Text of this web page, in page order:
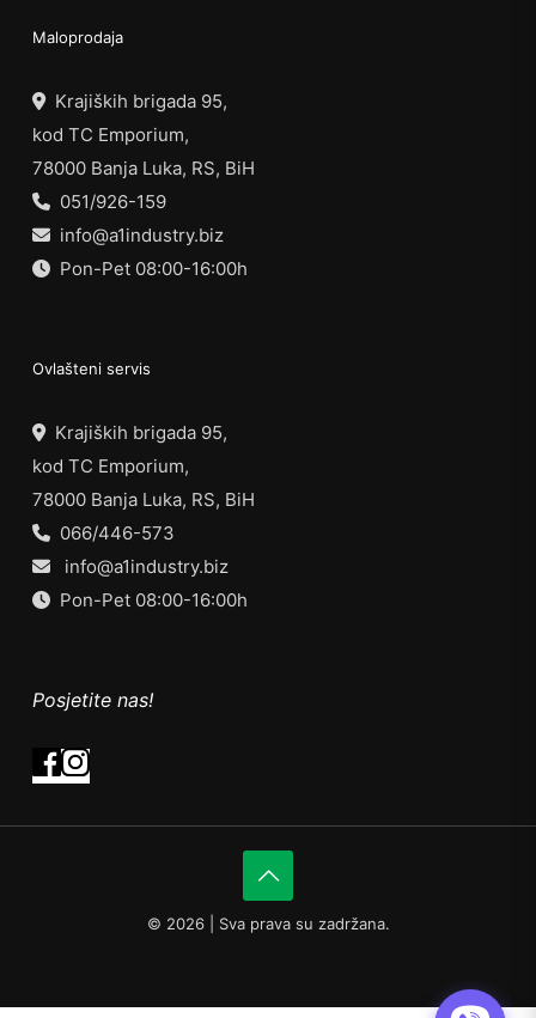
Maloprodaja
Krajiških brigada 95,
kod TC Emporium,
78000 Banja Luka, RS, BiH
051/926-159
info@a1industry.biz
Pon-Pet 08:00-16:00h
Ovlašteni servis
Krajiških brigada 95,
kod TC Emporium,
78000 Banja Luka, RS, BiH
066/446-573
info@a1industry.biz
Pon-Pet 08:00-16:00h
Posjetite nas!
© 2026 | Sva prava su zadržana.